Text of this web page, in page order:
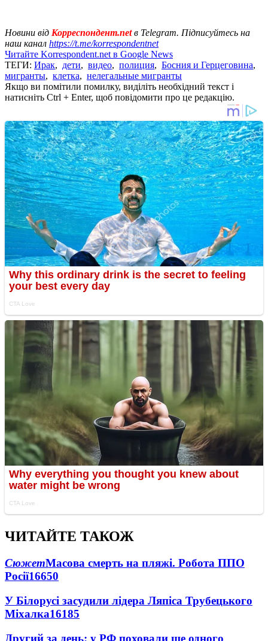
Новини від Корреспондент.netв Telegram. Підписуйтесь на
наш канал https://t.me/korrespondentnet
Читайте Korrespondent.net в Google News
ТЕГИ: Ирак, дети, видео, полиция, Босния и Герцеговина,
мигранты, клетка, нелегальные мигранты
Якщо ви помітили помилку, виділіть необхідний текст і
натисніть Ctrl + Enter, щоб повідомити про це редакцію.
ЧИТАЙТЕ ТАКОЖ
СюжетМасова смерть на пляжі. Робота ППО
Росії16650
У Білорусі засудили лідера Ляпіса Трубецького
Міхалка16185
Другий за день: у РФ поховали ще одного